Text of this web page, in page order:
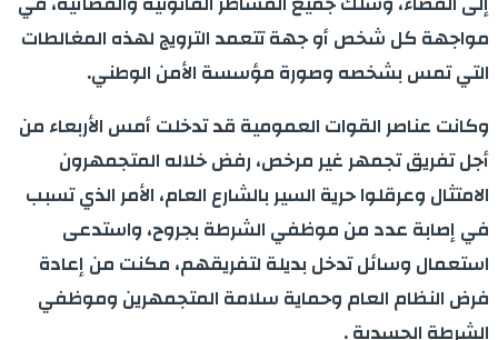
مواجهة كل شخص أو جهة تتعمد الترويج لهذه المغالطات
التي تمس بشخصه وصورة مؤسسة الأمن الوطني.
وكانت عناصر القوات العمومية قد تدخلت أمس الأربعاء من
أجل تفريق تجمهر غير مرخص، رفض خلاله المتجمهرون
الامتثال وعرقلوا حرية السير بالشارع العام، الأمر الذي تسبب
في إصابة عدد من موظفي الشرطة بجروح، واستدعى
استعمال وسائل تدخل بديلة لتفريقهم، مكنت من إعادة
فرض النظام العام وحماية سلامة المتجمهرين وموظفي
الشرطة الجسدية .